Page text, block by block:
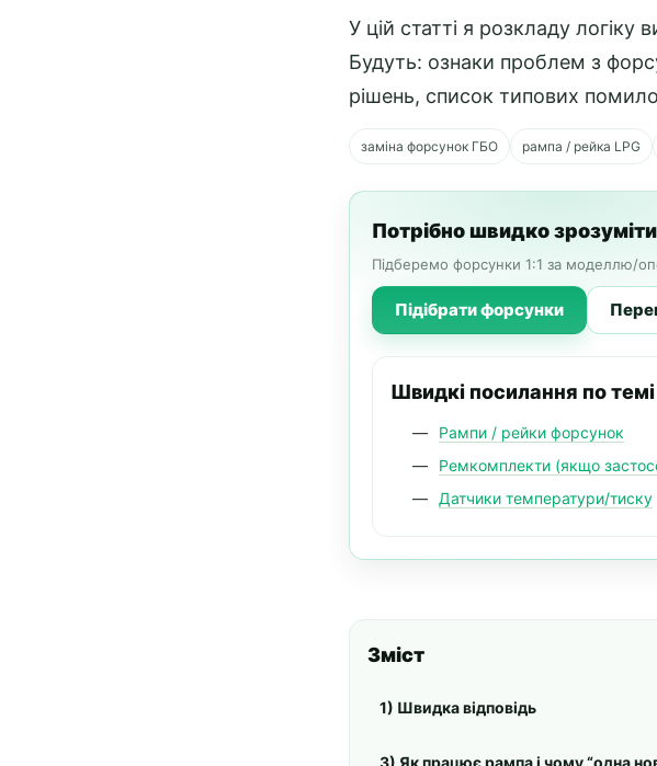
У цій статті я розкладу
Будуть: ознаки проблем з
рішень, список типових
заміна форсунок ГБО рампа / рейка LPG
Потрібно швидко
Підберемо форсунки 1:1 за моделлю/
Підібрати форсунки
Швидкі посилання по темі
Рампи / рейки форсунок
Ремкомплекти (якщо
Датчики температури/тиску
Зміст
1) Швидка відповідь